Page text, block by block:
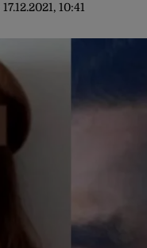
17.12.2021, 10:41